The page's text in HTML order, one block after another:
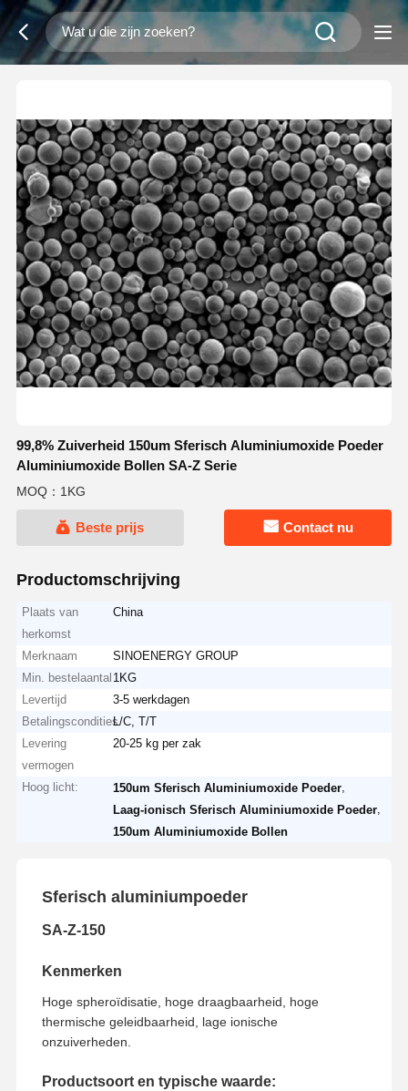
99,8% Zuiverheid 150um Sferisch Aluminiumoxide Poeder
Aluminiumoxide Bollen SA-Z Serie
MOQ：1KG
Beste prijs Contact nu
Productomschrijving
Plaats van
herkomst
China
Merknaam
SINOENERGY GROUP
Min. bestelaantal 1KG
Levertijd
3-5 werkdagen
BetalingsconditiesL/C, T/T
Levering
vermogen
20-25 kg per zak
Hoog licht: 150um Sferisch Aluminiumoxide Poeder
Laag-ionisch Sferisch Aluminiumoxide Poeder
150um Aluminiumoxide Bollen
Sferisch aluminiumpoeder
SA-Z-150
Kenmerken
Hoge spheroïdisatie, hoge draagbaarheid, hoge
thermische geleidbaarheid, lage ionische
onzuiverheden.
Productsoort en typische waarde: